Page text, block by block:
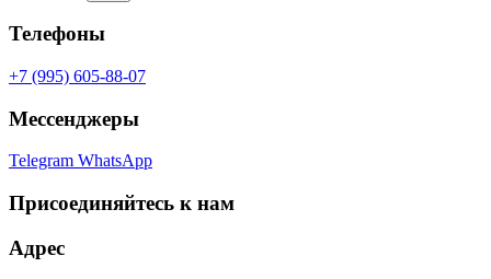
Телефоны
+7 (995) 605-88-07
Мессенджеры
Telegram WhatsApp
Присоединяйтесь к нам
Адрес